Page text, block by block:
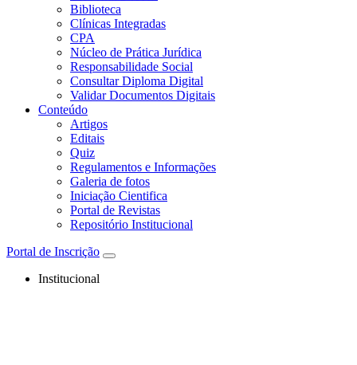
Biblioteca
Clínicas Integradas
CPA
Núcleo de Prática Jurídica
Responsabilidade Social
Consultar Diploma Digital
Validar Documentos Digitais
Conteúdo
Artigos
Editais
Quiz
Regulamentos e Informações
Galeria de fotos
Iniciação Cientifica
Portal de Revistas
Repositório Institucional
Portal de Inscrição
Institucional